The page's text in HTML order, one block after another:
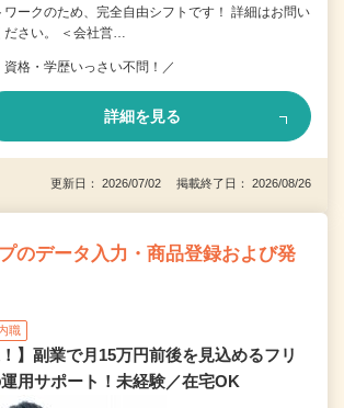
ワークのため、完全自由シフトです！ 詳細はお問い
ださい。 ＜会社営…
資格・学歴いっさい不問！／
詳細を見る
更新日： 2026/07/02 掲載終了日： 2026/08/26
のデータ入力・商品登録および発
職
！】副業で月15万円前後を見込めるフリ
用サポート！未経験／在宅OK